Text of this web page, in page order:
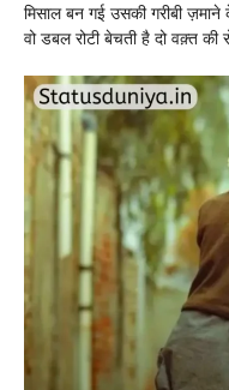
मिसाल बन गई उसकी गरीबी ज़माने
वो डबल रोटी बेचती है दो वक़्त की